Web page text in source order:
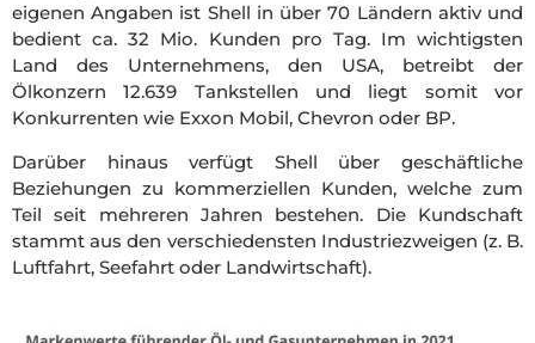
eigenen Angaben ist Shell in über 70 Ländern aktiv und
bedient ca. 32 Mio. Kunden pro Tag. Im wichtigsten
Land des Unternehmens, den USA, betreibt der
Ölkonzern 12.639 Tankstellen und liegt somit vor
Konkurrenten wie Exxon Mobil, Chevron oder BP.
Darüber hinaus verfügt Shell über geschäftliche
Beziehungen zu kommerziellen Kunden, welche zum
Teil seit mehreren Jahren bestehen. Die Kundschaft
stammt aus den verschiedensten Industriezweigen (z. B.
Luftfahrt, Seefahrt oder Landwirtschaft).